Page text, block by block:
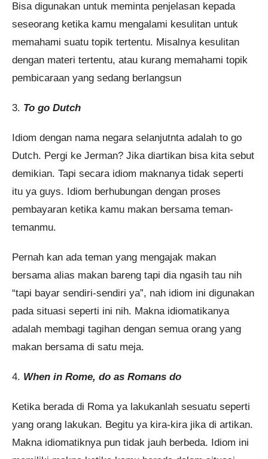
Bisa digunakan untuk meminta penjelasan kepada
seseorang ketika kamu mengalami kesulitan untuk
memahami suatu topik tertentu. Misalnya kesulitan
dengan materi tertentu, atau kurang memahami topik
pembicaraan yang sedang berlangsun
3. To go Dutch
Idiom dengan nama negara selanjutnta adalah to go
Dutch. Pergi ke Jerman? Jika diartikan bisa kita sebut
demikian. Tapi secara idiom maknanya tidak seperti
itu ya guys. Idiom berhubungan dengan proses
pembayaran ketika kamu makan bersama teman-
temanmu.
Pernah kan ada teman yang mengajak makan
bersama alias makan bareng tapi dia ngasih tau nih
“tapi bayar sendiri-sendiri ya”, nah idiom ini digunakan
pada situasi seperti ini nih. Makna idiomatikanya
adalah membagi tagihan dengan semua orang yang
makan bersama di satu meja.
4. When in Rome, do as Romans do
Ketika berada di Roma ya lakukanlah sesuatu seperti
yang orang lakukan. Begitu ya kira-kira jika di artikan.
Makna idiomatiknya pun tidak jauh berbeda. Idiom ini